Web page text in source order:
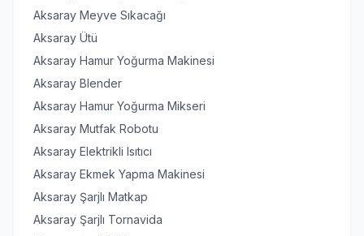
Aksaray Meyve Sıkacağı
Aksaray Ütü
Aksaray Hamur Yoğurma Makinesi
Aksaray Blender
Aksaray Hamur Yoğurma Mikseri
Aksaray Mutfak Robotu
Aksaray Elektrikli Isıtıcı
Aksaray Ekmek Yapma Makinesi
Aksaray Şarjlı Matkap
Aksaray Şarjlı Tornavida